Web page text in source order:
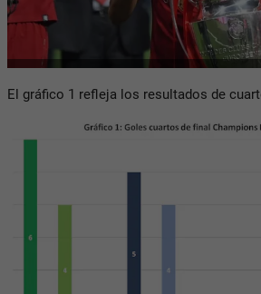
El gráfico 1 refleja los resultados de